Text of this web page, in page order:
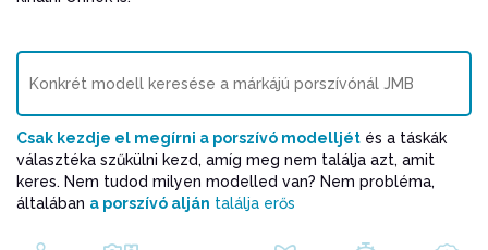
Csak kezdje el megírni a porszívó modelljét és a táskák
választéka szűkülni kezd, amíg meg nem találja azt, amit
keres. Nem tudod milyen modelled van? Nem probléma,
általában a porszívó alján találja erős